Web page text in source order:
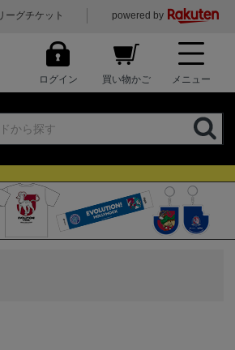
ーグチケット powered by
ログイン 買い物かご メニュー